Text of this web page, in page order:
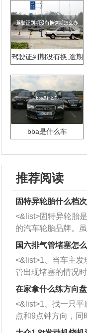
驾驶证到期没有换,逾期
bba是什么车
推荐阅读
固特异轮胎什么档次
<&list>固特异轮胎
的汽车轮胎品牌。
牌，但是中高低端
也是为了更好的开拓
国六排气管堵塞怎
<&list>1、当车主发
管出现堵塞的情况
者是细棍，直接将
堵塞情况比较严重
施。 <&list>2、直
杂物推到排气管里
在家拿什么练方向盘
<&list>1、找一只平
点和9点钟方向，同
方向做一个标记。